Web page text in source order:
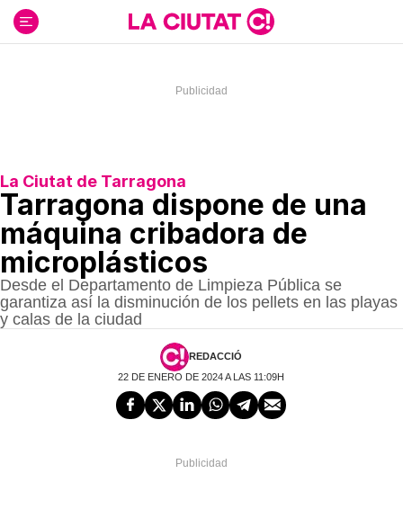
contenido
La Ciutat de Tarragona
Tarragona dispone de una
máquina cribadora de
microplásticos
Desde el Departamento de Limpieza Pública se
garantiza así la disminución de los pellets en las playas
y calas de la ciudad
REDACCIÓ
22 DE ENERO DE 2024 A LAS 11:09H